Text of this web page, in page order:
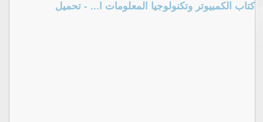
كتاب الكمبيوتر وتكنولوجيا المعلومات ا... - تحميل